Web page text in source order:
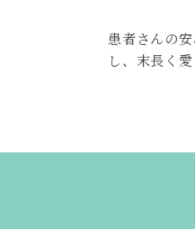
患者さんの
し、末長く